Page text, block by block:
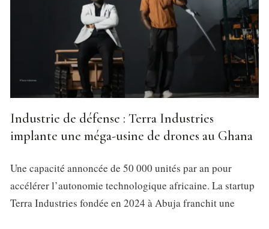
Industrie de défense : Terra Industries
implante une méga-usine de drones au Ghana
Une capacité annoncée de 50 000 unités par an pour
accélérer l’autonomie technologique africaine. La startup
Terra Industries fondée en 2024 à Abuja franchit une